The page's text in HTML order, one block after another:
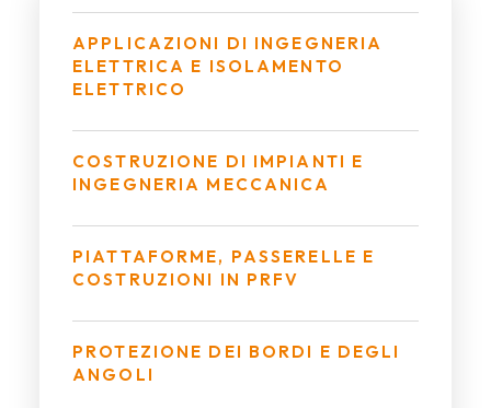
APPLICAZIONI DI INGEGNERIA
ELETTRICA E ISOLAMENTO
ELETTRICO
COSTRUZIONE DI IMPIANTI E
INGEGNERIA MECCANICA
PIATTAFORME, PASSERELLE E
COSTRUZIONI IN PRFV
PROTEZIONE DEI BORDI E DEGLI
ANGOLI